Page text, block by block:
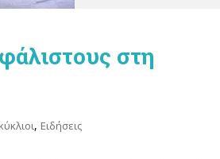
στη
, Ειδήσεις